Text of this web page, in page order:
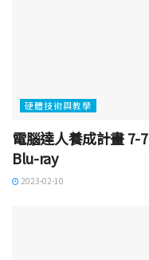
硬體技術與教學
電腦達人養成計畫 7-
Blu-ray
2023-02-10